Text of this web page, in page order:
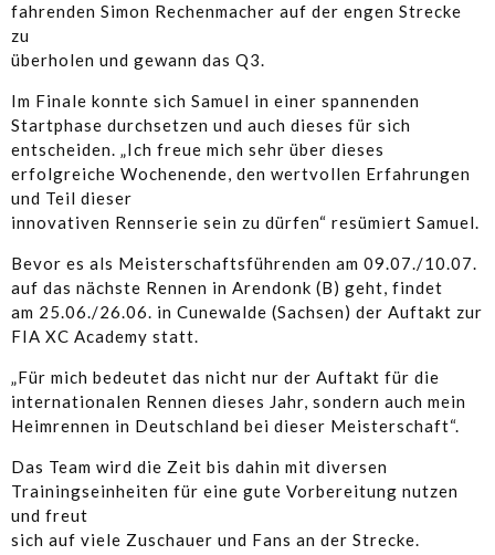
fahrenden Simon Rechenmacher auf der engen Strecke
zu
überholen und gewann das Q3.
Im Finale konnte sich Samuel in einer spannenden
Startphase durchsetzen und auch dieses für sich
entscheiden. „Ich freue mich sehr über dieses
erfolgreiche Wochenende, den wertvollen Erfahrungen
und Teil dieser
innovativen Rennserie sein zu dürfen“ resümiert Samuel.
Bevor es als Meisterschaftsführenden am 09.07./10.07.
auf das nächste Rennen in Arendonk (B) geht, findet
am 25.06./26.06. in Cunewalde (Sachsen) der Auftakt zur
FIA XC Academy statt.
„Für mich bedeutet das nicht nur der Auftakt für die
internationalen Rennen dieses Jahr, sondern auch mein
Heimrennen in Deutschland bei dieser Meisterschaft“.
Das Team wird die Zeit bis dahin mit diversen
Trainingseinheiten für eine gute Vorbereitung nutzen
und freut
sich auf viele Zuschauer und Fans an der Strecke.